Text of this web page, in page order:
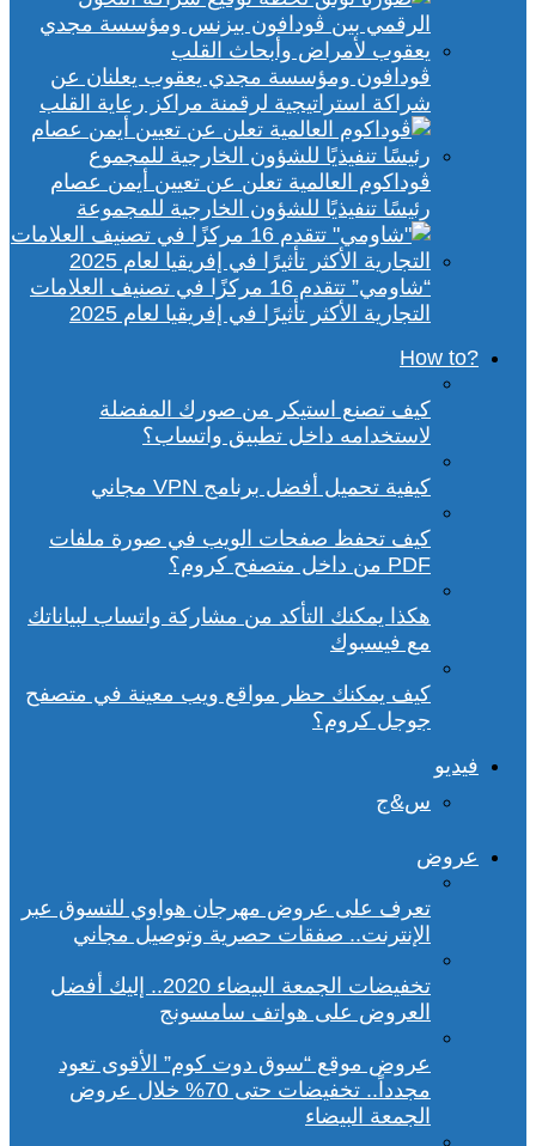
ڤودافون ومؤسسة مجدي يعقوب يعلنان عن
شراكة استراتيجية لرقمنة مراكز رعاية القلب
ڤوداكوم العالمية تعلن عن تعيين أيمن عصام
رئيسًا تنفيذيًا للشؤون الخارجية للمجموعة
“شاومي” تتقدم 16 مركزًا في تصنيف العلامات
التجارية الأكثر تأثيرًا في إفريقيا لعام 2025
?How to
كيف تصنع استيكر من صورك المفضلة
لاستخدامه داخل تطبيق واتساب؟
كيفية تحميل أفضل برنامج VPN مجاني
كيف تحفظ صفحات الويب في صورة ملفات
PDF من داخل متصفح كروم؟
هكذا يمكنك التأكد من مشاركة واتساب لبياناتك
مع فيسبوك
كيف يمكنك حظر مواقع ويب معينة في متصفح
جوجل كروم؟
فيديو
س&ج
عروض
تعرف على عروض مهرجان هواوي للتسوق عبر
الإنترنت.. صفقات حصرية وتوصيل مجاني
تخفيضات الجمعة البيضاء 2020.. إليك أفضل
العروض على هواتف سامسونج
عروض موقع “سوق دوت كوم” الأقوى تعود
مجدداً.. تخفيضات حتى 70% خلال عروض
الجمعة البيضاء